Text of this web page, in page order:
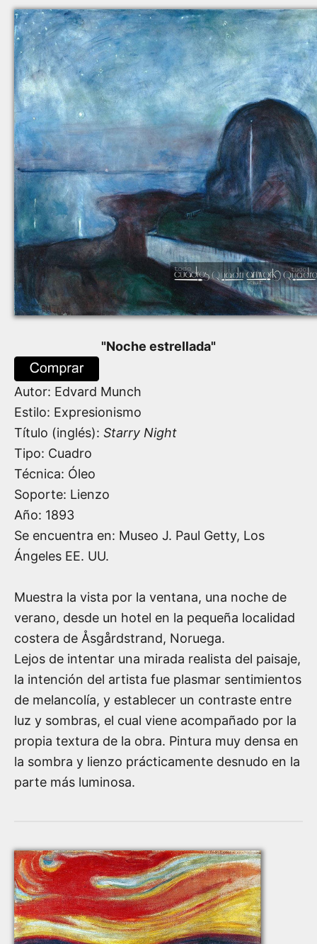
"Noche estrellada"
Autor: Edvard Munch
Estilo: Expresionismo
Título (inglés): Starry Night
Tipo: Cuadro
Técnica: Óleo
Soporte: Lienzo
Año: 1893
Se encuentra en: Museo J. Paul Getty, Los
Ángeles EE. UU.
Muestra la vista por la ventana, una noche de
verano, desde un hotel en la pequeña localidad
costera de Åsgårdstrand, Noruega.
Lejos de intentar una mirada realista del paisaje,
la intención del artista fue plasmar sentimientos
de melancolía, y establecer un contraste entre
luz y sombras, el cual viene acompañado por la
propia textura de la obra. Pintura muy densa en
la sombra y lienzo prácticamente desnudo en la
parte más luminosa.